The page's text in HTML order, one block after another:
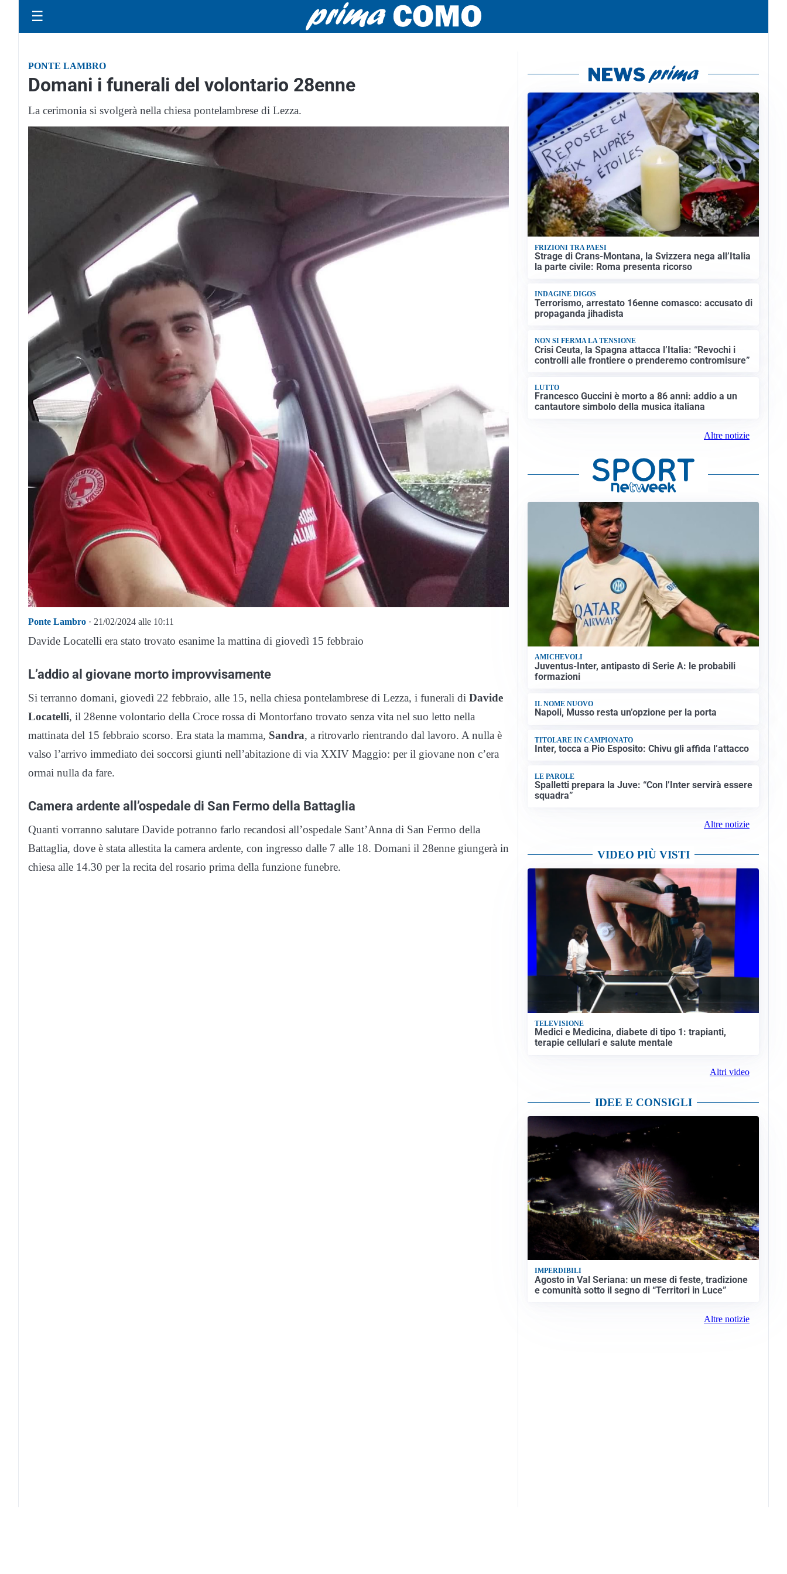
☰
PONTE LAMBRO
Domani i funerali del volontario 28enne
La cerimonia si svolgerà nella chiesa pontelambrese di Lezza.
Ponte Lambro · 21/02/2024 alle 10:11
Davide Locatelli era stato trovato esanime la mattina di giovedì 15 febbraio
L’addio al giovane morto improvvisamente
Si terranno domani, giovedì 22 febbraio, alle 15, nella chiesa pontelambrese di Lezza, i funerali di Davide
Locatelli, il 28enne volontario della Croce rossa di Montorfano trovato senza vita nel suo letto nella
mattinata del 15 febbraio scorso. Era stata la mamma, Sandra, a ritrovarlo rientrando dal lavoro. A nulla è
valso l’arrivo immediato dei soccorsi giunti nell’abitazione di via XXIV Maggio: per il giovane non c’era
ormai nulla da fare.
Camera ardente all’ospedale di San Fermo della Battaglia
Quanti vorranno salutare Davide potranno farlo recandosi all’ospedale Sant’Anna di San Fermo della
Battaglia, dove è stata allestita la camera ardente, con ingresso dalle 7 alle 18. Domani il 28enne giungerà in
chiesa alle 14.30 per la recita del rosario prima della funzione funebre.
FRIZIONI TRA PAESI
Strage di Crans-Montana, la Svizzera nega all’Italia
la parte civile: Roma presenta ricorso
INDAGINE DIGOS
Terrorismo, arrestato 16enne comasco: accusato di
propaganda jihadista
NON SI FERMA LA TENSIONE
Crisi Ceuta, la Spagna attacca l’Italia: “Revochi i
controlli alle frontiere o prenderemo contromisure”
LUTTO
Francesco Guccini è morto a 86 anni: addio a un
cantautore simbolo della musica italiana
Altre notizie
AMICHEVOLI
Juventus-Inter, antipasto di Serie A: le probabili
formazioni
IL NOME NUOVO
Napoli, Musso resta un’opzione per la porta
TITOLARE IN CAMPIONATO
Inter, tocca a Pio Esposito: Chivu gli affida l’attacco
LE PAROLE
Spalletti prepara la Juve: “Con l’Inter servirà essere
squadra”
Altre notizie
VIDEO PIÙ VISTI
TELEVISIONE
Medici e Medicina, diabete di tipo 1: trapianti,
terapie cellulari e salute mentale
Altri video
IDEE E CONSIGLI
IMPERDIBILI
Agosto in Val Seriana: un mese di feste, tradizione
e comunità sotto il segno di “Territori in Luce”
Altre notizie